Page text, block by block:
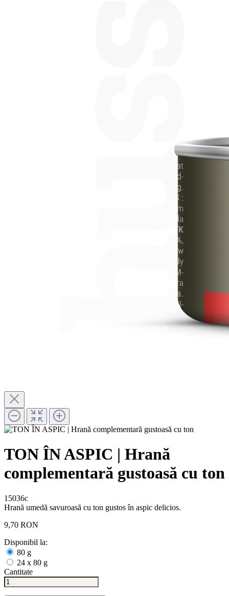
TON ÎN ASPIC | Hrană
complementară gustoasă cu ton
15036c
Hrană umedă savuroasă cu ton gustos în aspic delicios.
9,70 RON
Disponibil la:
80 g
24 x 80 g
Cantitate